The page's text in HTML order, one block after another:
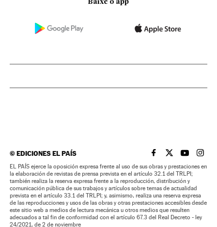
Baixe o app
©EDICIONES EL PAÍS EL PAÍS BRASIL EN
EL PAÍSEL PAÍS
EL
EL PAÍS ejerce la oposición expresa frente al uso de sus obras y prestaciones en
la elaboración de revistas de prensa prevista en el artículo 32.1 del TRLPI;
también realiza la reserva expresa frente a la reproducción, distribución y
comunicación pública de sus trabajos y artículos sobre temas de actualidad
prevista en el artículo 33.1 del TRLPI; y, asimismo, realiza una reserva expresa
de las reproducciones y usos de las obras y otras prestaciones accesibles desde
este sitio web a medios de lectura mecánica u otros medios que resulten
adecuados a tal fin de conformidad con el artículo 67.3 del Real Decreto - ley
24/2021, de 2 de noviembre